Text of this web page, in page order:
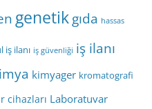
genetikgıda hassas
iş ilanı iş güvenliği iş ilanı
kimyager kromatografi
cihazları Laboratuvar